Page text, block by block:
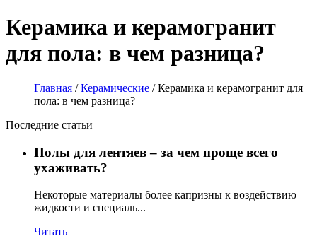
Керамика и керамогранит
для пола: в чем разница?
Главная / Керамические / Керамика и керамогранит для
пола: в чем разница?
Последние статьи
Полы для лентяев – за чем проще всего
ухаживать?
Некоторые материалы более капризны к воздействию
жидкости и специаль...
Читать